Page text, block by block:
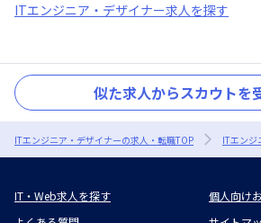
ITエンジニア・デザイナー求人を探す
似た求人からスカウトを
ITエンジニア・デザイナーの求人・転職TOP ITエンジ
IT・Web求人を探す
個人向け